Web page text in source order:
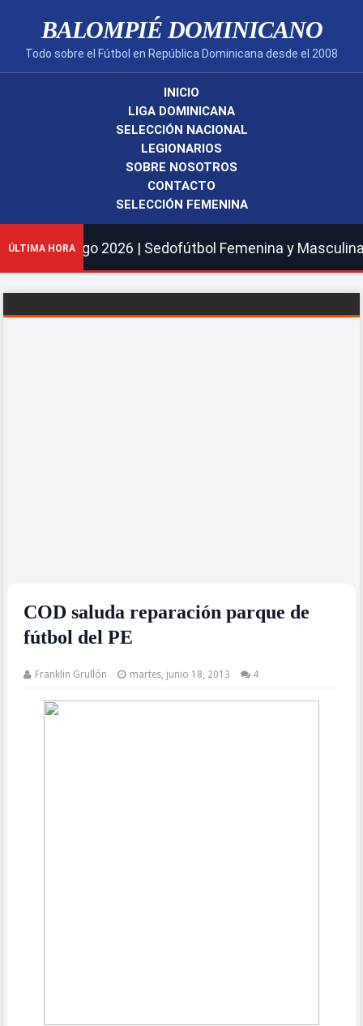
BALOMPIÉ DOMINICANO
Todo sobre el Fútbol en República Dominicana desde el 2008
INICIO
LIGA DOMINICANA
SELECCIÓN NACIONAL
LEGIONARIOS
SOBRE NOSOTROS
CONTACTO
SELECCIÓN FEMENINA
ÚLTIMA HORASedofútbol Femenina y Masculina
COD saluda reparación parque de
fútbol del PE
Franklin Grullón martes, junio 18, 2013 4